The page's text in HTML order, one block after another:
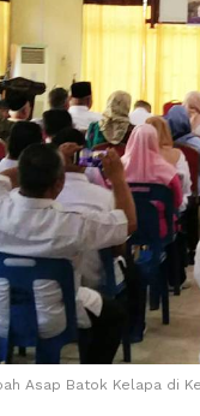
Asap Batok Kelapa di